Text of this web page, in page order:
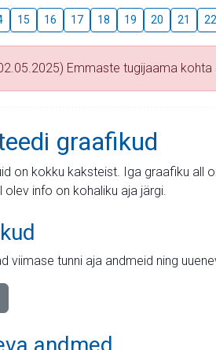
15 16 17 18 19 20 21 22
Emmaste tugijaama kohta
graafikud
on kokku kaksteist. Iga graafiku all
info on kohaliku aja järgi.
viimase tunni aja andmeid ning
andmed